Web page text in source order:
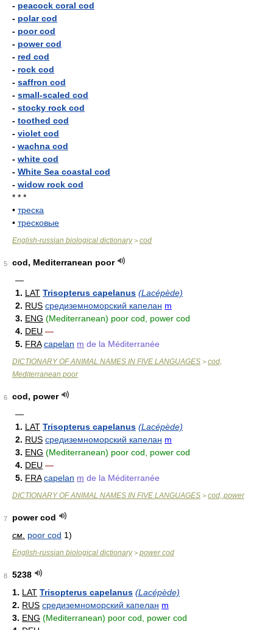
- peacock coral cod
- polar cod
- poor cod
- power cod
- red cod
- rock cod
- saffron cod
- small-scaled cod
- stocky rock cod
- toothed cod
- violet cod
- wachna cod
- white cod
- White Sea coastal cod
- widow rock cod
* * *
• треска
• тресковые
English-russian biological dictionary> cod
5
cod, Mediterranean poor
—
1. LAT Trisopterus capelanus (Lacépède)
2. RUS средиземноморский капелан m
3. ENG (Mediterranean) poor cod, power cod
4. DEU —
5. FRA capelan m de la Méditerranée
DICTIONARY OF ANIMAL NAMES IN FIVE LANGUAGES > cod,
Mediterranean poor
6
cod, power
—
1. LAT Trisopterus capelanus (Lacépède)
2. RUS средиземноморский капелан m
3. ENG (Mediterranean) poor cod, power cod
4. DEU —
5. FRA capelan m de la Méditerranée
DICTIONARY OF ANIMAL NAMES IN FIVE LANGUAGES > cod, power
7
power cod
см. poor cod 1)
English-russian biological dictionary> power cod
8
5238
1. LAT Trisopterus capelanus (Lacépède)
2. RUS средиземноморский капелан m
3. ENG (Mediterranean) poor cod, power cod